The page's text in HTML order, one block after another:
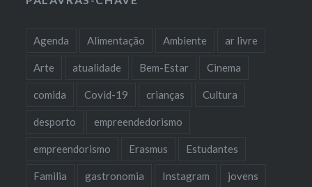
Agenda Alimentação Ambiente ar livre
Arte atualidade Bem-Estar Cinema
comida Covid-19 crianças Cultura
desporto empreendedorismo
empreendorismo Erasmus Estudantes
Familia gastronomia Instagram jovens